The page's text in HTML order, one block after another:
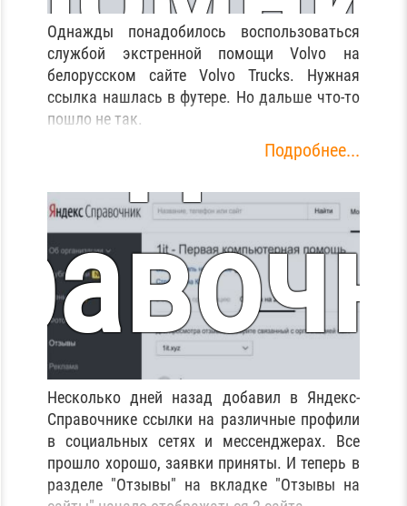
ты
Однажды понадобилось воспользоваться
службой экстренной помощи Volvo на
белорусском сайте Volvo Trucks. Нужная
ссылка нашлась в футере. Но дальше что-то
пошло не так.
Подробнее...
Несколько дней назад добавил в Яндекс-
Справочнике ссылки на различные профили
в социальных сетях и мессенджерах. Все
прошло хорошо, заявки приняты. И теперь в
разделе "Отзывы" на вкладке "Отзывы на